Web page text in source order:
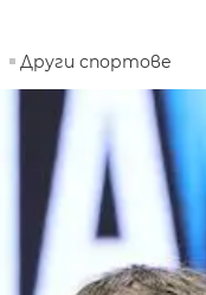
Други спортове